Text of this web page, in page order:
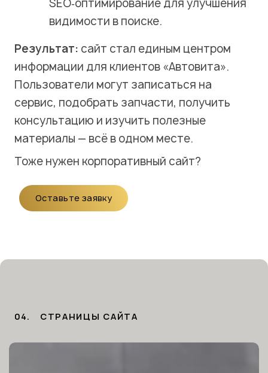
SEO‑оптимирование для улучшения
видимости в поиске.
Результат: сайт стал единым центром
информации для клиентов «Автовита».
Пользователи могут записаться на
сервис, подобрать запчасти, получить
консультацию и изучить полезные
материалы — всё в одном месте.
Тоже нужен корпоративный сайт?
Оставьте заявку
04. CТРАНИЦЫ САЙТА